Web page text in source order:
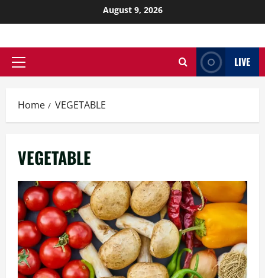
August 9, 2026
LIVE
Home VEGETABLE
VEGETABLE